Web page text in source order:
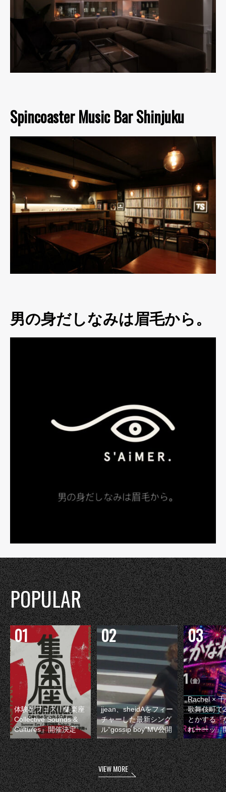
Spincoaster Music Bar Shinjuku
男の身だしなみは眉毛から。
POPULAR
体験型フェス『集楽座
Collective Sounds &
Cultures』開催決定
jjean、sheidAをフィー
チャーした最新シング
ル“gossip boy”MV公開
Rachel ×
歌舞伎町で
とかする『
れーーッ』
VIEW MORE